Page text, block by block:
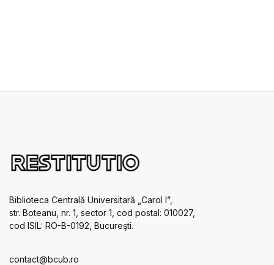
Biblioteca Centrală Universitară „Carol I”,
str. Boteanu, nr. 1, sector 1, cod postal: 010027,
cod ISIL: RO-B-0192, Bucureşti.
contact@bcub.ro